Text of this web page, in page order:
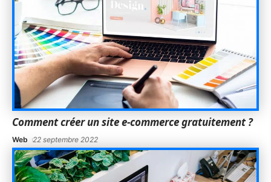
Comment créer un site e-commerce gratuitement ?
Web 22 septembre 2022